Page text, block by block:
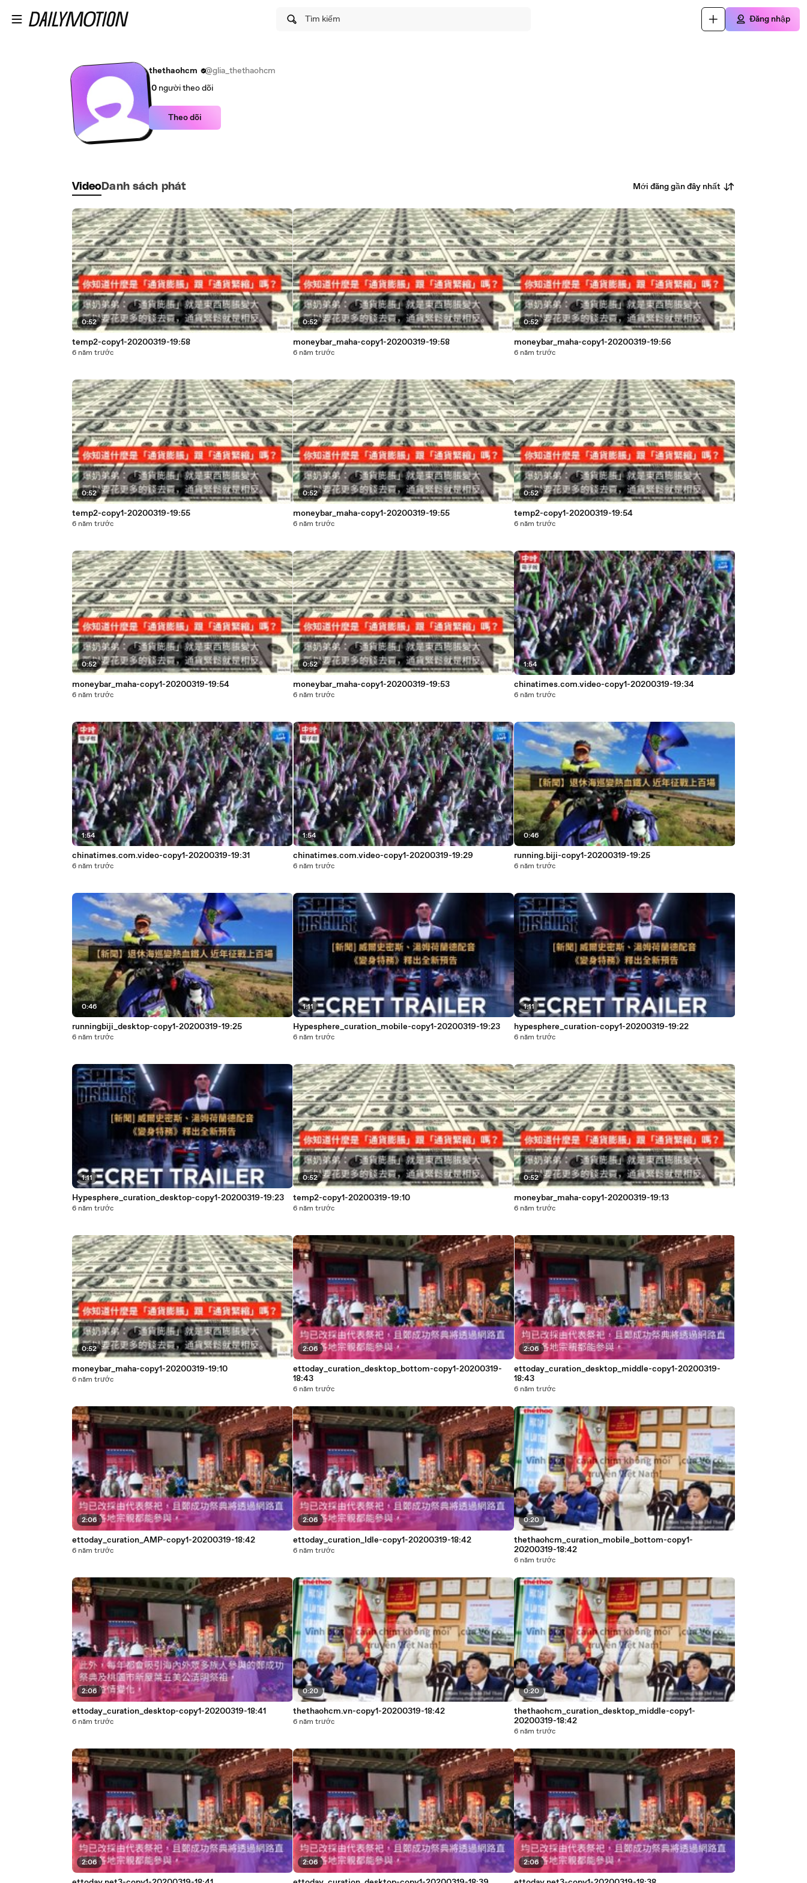
Tìm kiếm Đăng nhập
thethaohcm
@glia_thethaohcm
0 người theo dõi
Theo dõi
Video Danh sách phát Mới đăng gần đây nhất
0:52
temp2-copy1-20200319-19:58
6 năm trước
0:52
temp2-copy1-20200319-19:55
6 năm trước
0:52
moneybar_maha-copy1-20200319-19:54
6 năm trước
1:54
chinatimes.com.video-copy1-20200319-19:31
6 năm trước
0:46
runningbiji_desktop-copy1-20200319-19:25
6 năm trước
1:11
Hypesphere_curation_desktop-copy1-20200319-19:23
6 năm trước
0:52
moneybar_maha-copy1-20200319-19:10
6 năm trước
2:06
ettoday_curation_AMP-copy1-20200319-18:42
6 năm trước
2:06
ettoday_curation_desktop-copy1-20200319-18:41
6 năm trước
2:06
0:52
moneybar_maha-copy1-20200319-19:58
6 năm trước
0:52
moneybar_maha-copy1-20200319-19:55
6 năm trước
0:52
moneybar_maha-copy1-20200319-19:53
6 năm trước
1:54
chinatimes.com.video-copy1-20200319-19:29
6 năm trước
1:11
Hypesphere_curation_mobile-copy1-20200319-19:23
6 năm trước
0:52
temp2-copy1-20200319-19:10
6 năm trước
2:06
ettoday_curation_desktop_bottom-copy1-20200319-
18:43
6 năm trước
2:06
ettoday_curation_Idle-copy1-20200319-18:42
6 năm trước
0:20
thethaohcm.vn-copy1-20200319-18:42
6 năm trước
2:06
0:52
moneybar_maha-copy1-20200319-19:56
6 năm trước
0:52
temp2-copy1-20200319-19:54
6 năm trước
1:54
chinatimes.com.video-copy1-20200319-19:34
6 năm trước
0:46
running.biji-copy1-20200319-19:25
6 năm trước
1:11
hypesphere_curation-copy1-20200319-19:22
6 năm trước
0:52
moneybar_maha-copy1-20200319-19:13
6 năm trước
2:06
ettoday_curation_desktop_middle-copy1-20200319-
18:43
6 năm trước
0:20
thethaohcm_curation_mobile_bottom-copy1-
20200319-18:42
6 năm trước
0:20
thethaohcm_curation_desktop_middle-copy1-
20200319-18:42
6 năm trước
2:06